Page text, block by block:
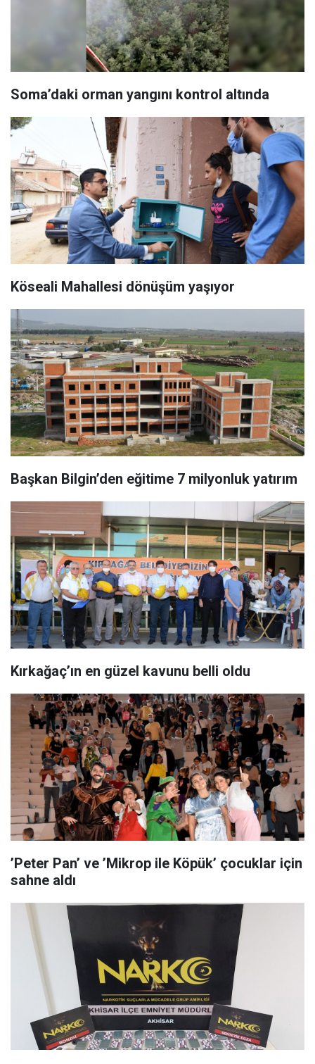
Soma’daki orman yangını kontrol altında
Köseali Mahallesi dönüşüm yaşıyor
Başkan Bilgin’den eğitime 7 milyonluk yatırım
Kırkağaç’ın en güzel kavunu belli oldu
’Peter Pan’ ve ’Mikrop ile Köpük’ çocuklar için
sahne aldı